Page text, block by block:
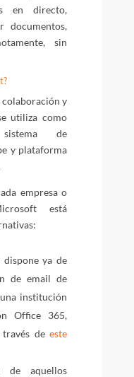
en directo,
documentos,
sin
colaboración y
utiliza como
de
y plataforma
empresa o
está
dispone ya de
de email de
institución
Office 365,
través deeste
de aquellos